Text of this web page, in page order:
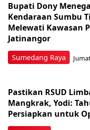
Sumedang Raya
Bupati Dony
Kendaraan Sumbu
Melewati Kawasan
Jatinangor
Pastikan RSUD
Mangkrak, Yodi:
Persiapkan untuk